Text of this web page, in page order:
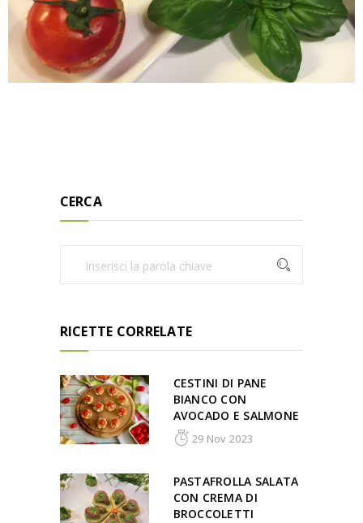
CERCA
RICETTE CORRELATE
CESTINI DI PANE
BIANCO CON
AVOCADO E SALMONE
29 Nov 2023
PASTAFROLLA SALATA
CON CREMA DI
BROCCOLETTI